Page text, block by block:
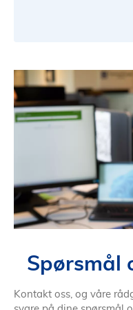
Spørsmål
Kontakt oss, og våre